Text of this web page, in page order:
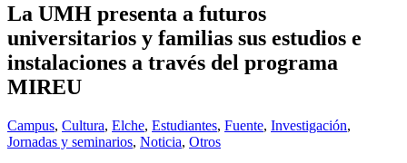
La UMH presenta a futuros
universitarios y familias sus estudios e
instalaciones a través del programa
MIREU
Campus, Cultura, Elche, Estudiantes, Fuente, Investigación,
Jornadas y seminarios, Noticia, Otros